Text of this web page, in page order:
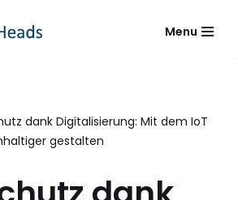
Menu
dank Digitalisierung: Mit dem IoT
gestalten